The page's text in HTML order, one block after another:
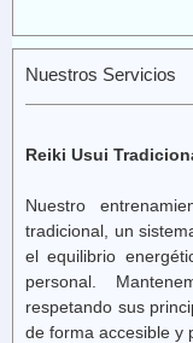
Nuestros Servicios
Reiki Usui
Nuestro
tradicional, un
el equilibrio
personal.
respetando sus
de forma accesible y